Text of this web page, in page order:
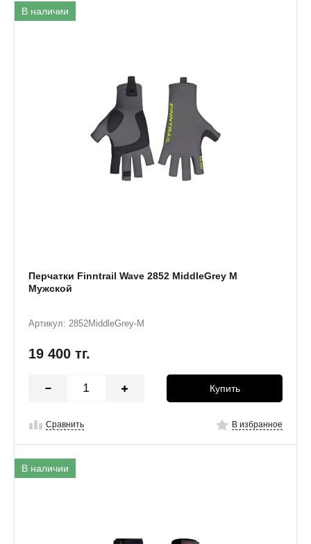
В наличии
Перчатки Finntrail Wave 2852 MiddleGrey M
Мужской
Артикул: 2852MiddleGrey-M
19 400 тг.
Купить
Сравнить В избранное
В наличии